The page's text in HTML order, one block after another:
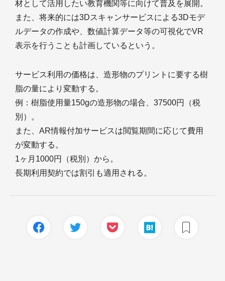
材として活用したい教育機関等に向けて普及を展開。
また、将来的には3Dスキャンサービスによる3Dモデ
ルデータの作成や、数値計算データ等の可視化でVR
表示を行うことも計画しているという。
サービス利用の価格は、造形物のプリントに要する樹
脂の量により変動する。
例：樹脂使用量150gの造形物の場合、37500円（税
別）。
また、AR情報付加サービスは閲覧期間に応じて費用
が変動する。
1ヶ月1000円（税別）から。
長期利用契約では割引も適用される。